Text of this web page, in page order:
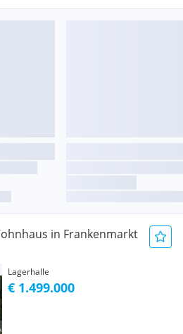
in Frankenmarkt
Lagerhalle
€ 1.499.000